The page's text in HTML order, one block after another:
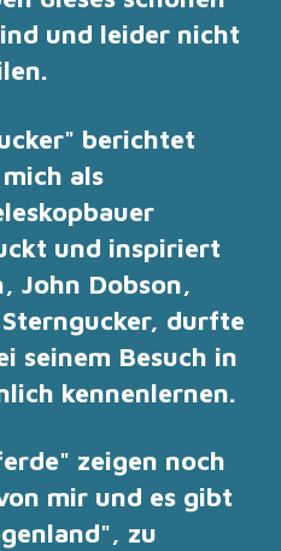
und leider nicht
berichtet
als
und inspiriert
John Dobson,
durfte
seinem Besuch in
kennenlernen.
zeigen noch
mir und es gibt
zu